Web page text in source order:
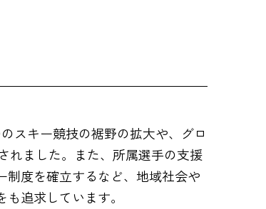
スキー競技の裾野の拡大や、グロ
れました。また、所属選手の支援
度を確立するなど、地域社会や
追求しています。